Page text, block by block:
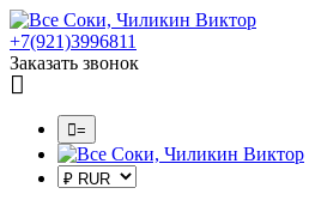
+7(921)3996811
Заказать звонок
=